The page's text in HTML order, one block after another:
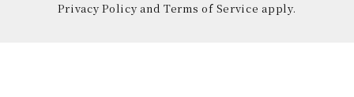
Privacy Policy and Terms of Service apply.